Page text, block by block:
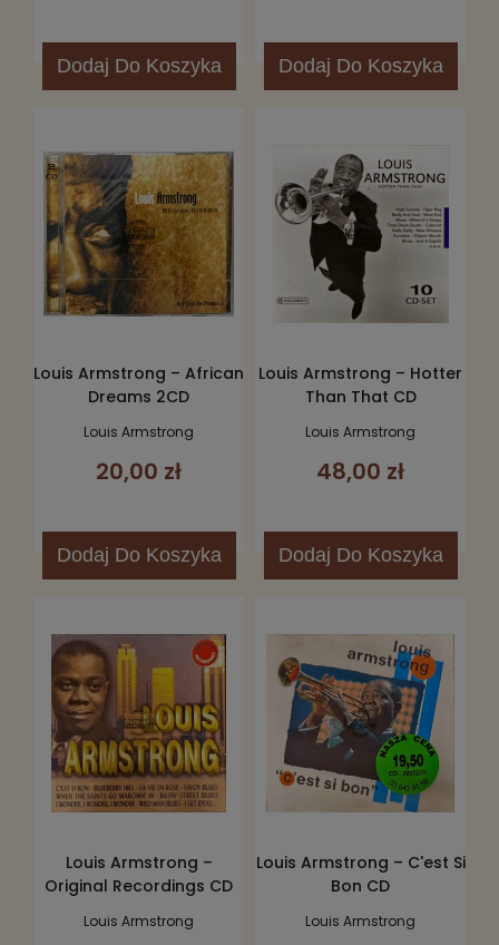
Dodaj Do Koszyka Dodaj Do Koszyka
Louis Armstrong – African
Dreams 2CD
Louis Armstrong
20,00 zł
Dodaj Do Koszyka
Louis Armstrong – Hotter
Than That CD
Louis Armstrong
48,00 zł
Dodaj Do Koszyka
Louis Armstrong –
Original Recordings CD
Louis Armstrong
Louis Armstrong – C'est Si
Bon CD
Louis Armstrong